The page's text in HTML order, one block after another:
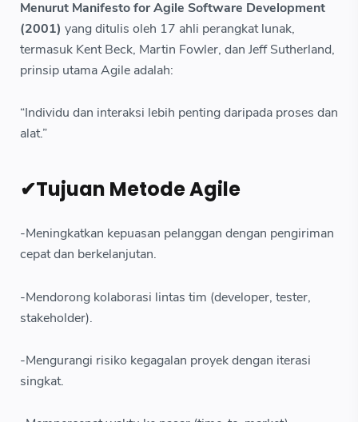
Menurut Manifesto for Agile Software Development
(2001) yang ditulis oleh 17 ahli perangkat lunak,
termasuk Kent Beck, Martin Fowler, dan Jeff Sutherland,
prinsip utama Agile adalah:
“Individu dan interaksi lebih penting daripada proses dan
alat.”
✔Tujuan Metode Agile
-Meningkatkan kepuasan pelanggan dengan pengiriman
cepat dan berkelanjutan.
-Mendorong kolaborasi lintas tim (developer, tester,
stakeholder).
-Mengurangi risiko kegagalan proyek dengan iterasi
singkat.